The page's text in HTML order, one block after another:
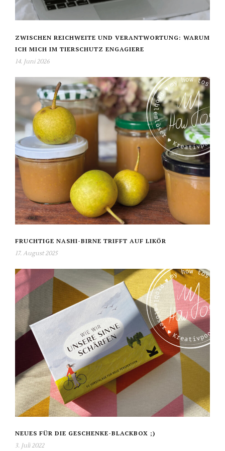
ZWISCHEN REICHWEITE UND VERANTWORTUNG: WARUM
ICH MICH IM TIERSCHUTZ ENGAGIERE
14. Juni 2026
FRUCHTIGE NASHI-BIRNE TRIFFT AUF LIKÖR
17. August 2025
NEUES FÜR DIE GESCHENKE-BLACKBOX ;)
3. Juli 2022